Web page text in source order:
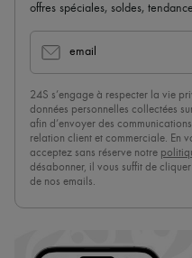
offres spéciales, soldes,
email
24S s’engage à respecter la vie
données personnelles collectées
afin d’envoyer des
relation client et commerciale. En
acceptez sans réserve notre
désabonner, il vous suffit de
de nos emails.